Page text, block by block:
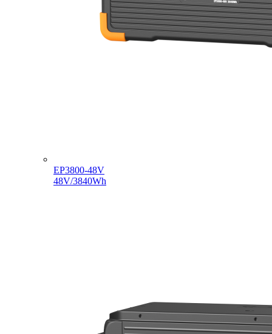
EP3800-48V
48V/3840Wh